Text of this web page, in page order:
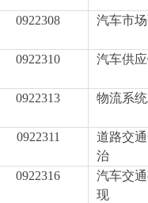
0922308 汽车市
0922310 汽车供
0922313 物流系
0922311
道路交
治
0922316
汽车交
现